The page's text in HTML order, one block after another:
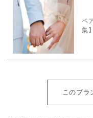
ペ
集
このブラ